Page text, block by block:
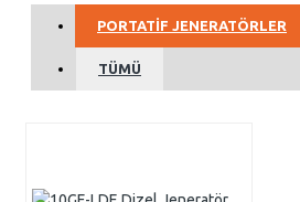
PORTATIF JENERATÖRLER
TÜMÜ